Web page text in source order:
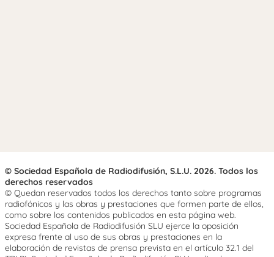
© Sociedad Española de Radiodifusión, S.L.U. 2026. Todos los
derechos reservados
© Quedan reservados todos los derechos tanto sobre programas
radiofónicos y las obras y prestaciones que formen parte de ellos,
como sobre los contenidos publicados en esta página web.
Sociedad Española de Radiodifusión SLU ejerce la oposición
expresa frente al uso de sus obras y prestaciones en la
elaboración de revistas de prensa prevista en el artículo 32.1 del